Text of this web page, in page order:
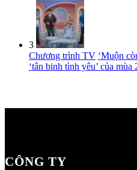
3
Chương trình TV ‘Muộn
‘tân binh tình yêu’ của
CÔNG TY